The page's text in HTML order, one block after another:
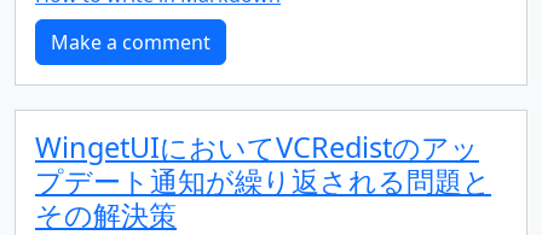
WingetUIにおいてVCRedistのアッ
プデート通知が繰り返される問題と
その解決策